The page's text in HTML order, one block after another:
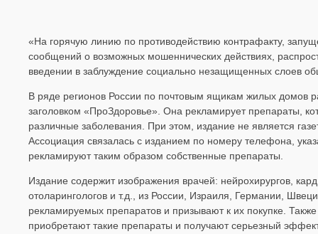
«На горячую линию по противодействию контрафакту,
сообщений о возможных мошеннических действиях,
введении в заблуждение социально незащищенных слоев
В ряде регионов России по почтовым ящикам жилых домов
заголовком «ПроЗдоровье». Она рекламирует препараты,
различные заболевания. При этом, издание не является
Ассоциация связалась с изданием по номеру телефона,
рекламируют таким образом собственные препараты.
Издание содержит изображения врачей: нейрохирургов,
отоларингологов и т.д., из России, Израиля, Германии,
рекламируемых препаратов и призывают к их покупке.
приобретают такие препараты и получают серьезный